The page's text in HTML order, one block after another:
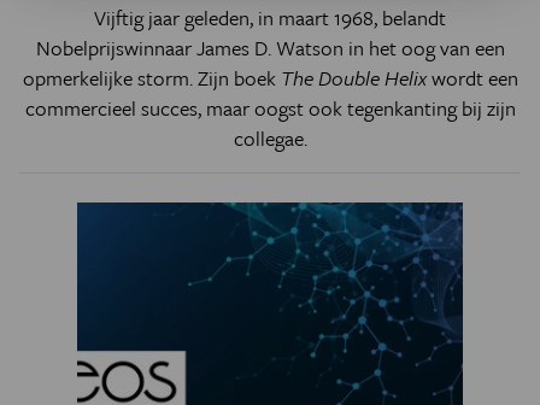
Vijftig jaar geleden, in maart 1968, belandt
Nobelprijswinnaar James D. Watson in het oog van een
opmerkelijke storm. Zijn boek The Double Helixwordt een
commercieel succes, maar oogst ook tegenkanting bij zijn
collegae.